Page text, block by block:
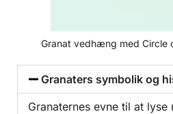
Granat vedhæng med Circle
Granaters symbolik og
Granaternes evne til at